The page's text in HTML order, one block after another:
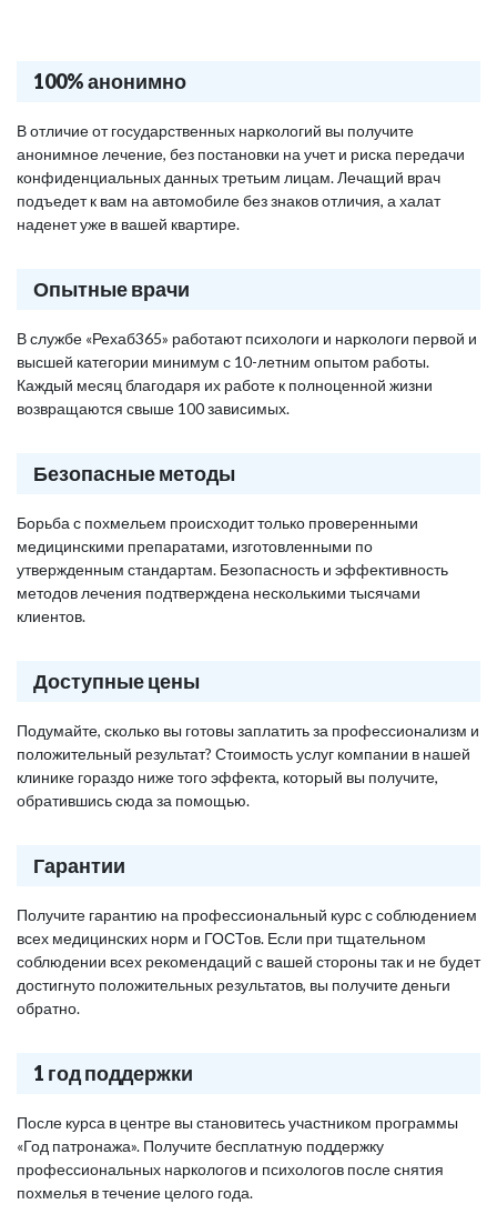
100% анонимно
В отличие от государственных наркологий вы получите
анонимное лечение, без постановки на учет и риска передачи
конфиденциальных данных третьим лицам. Лечащий врач
подъедет к вам на автомобиле без знаков отличия, а халат
наденет уже в вашей квартире.
Опытные врачи
В службе «Рехаб365» работают психологи и наркологи первой и
высшей категории минимум с 10-летним опытом работы.
Каждый месяц благодаря их работе к полноценной жизни
возвращаются свыше 100 зависимых.
Безопасные методы
Борьба с похмельем происходит только проверенными
медицинскими препаратами, изготовленными по
утвержденным стандартам. Безопасность и эффективность
методов лечения подтверждена несколькими тысячами
клиентов.
Доступные цены
Подумайте, сколько вы готовы заплатить за профессионализм и
положительный результат? Стоимость услуг компании в нашей
клинике гораздо ниже того эффекта, который вы получите,
обратившись сюда за помощью.
Гарантии
Получите гарантию на профессиональный курс с соблюдением
всех медицинских норм и ГОСТов. Если при тщательном
соблюдении всех рекомендаций с вашей стороны так и не будет
достигнуто положительных результатов, вы получите деньги
обратно.
1 год поддержки
После курса в центре вы становитесь участником программы
«Год патронажа». Получите бесплатную поддержку
профессиональных наркологов и психологов после снятия
похмелья в течение целого года.